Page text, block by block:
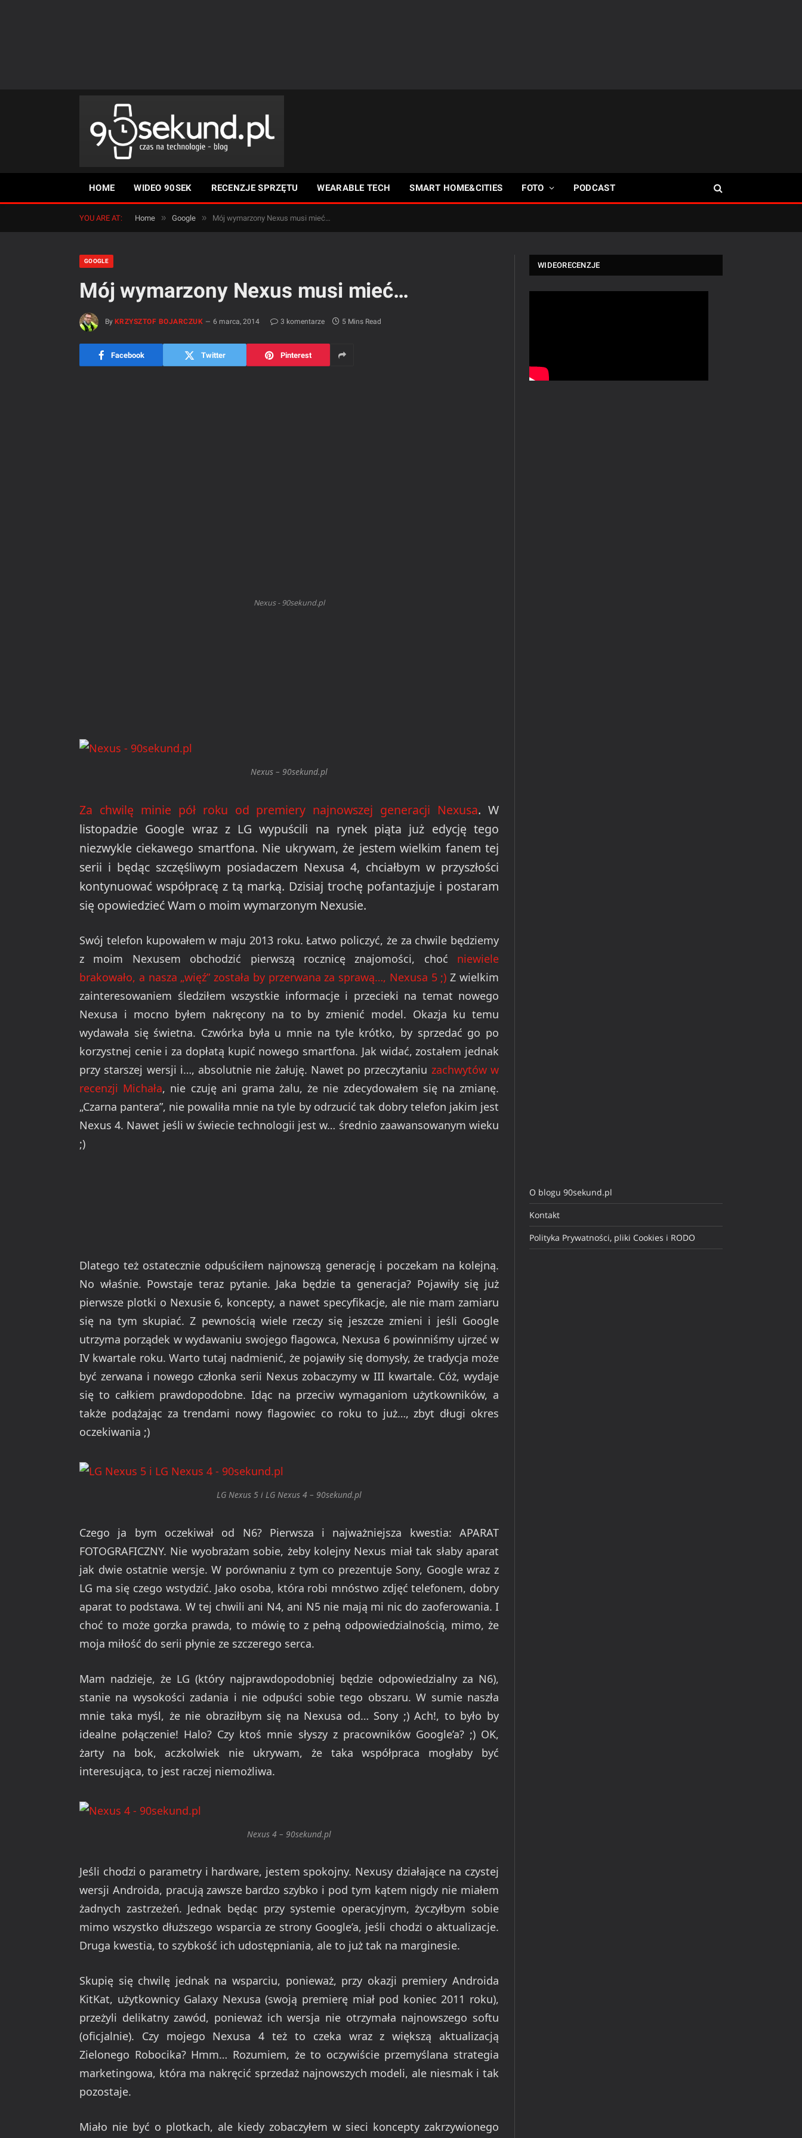
HOME WIDEO 90SEK RECENZJE SPRZĘTU WEARABLE TECH SMART HOME&CITIES FOTO PODCAST
YOU ARE AT: Home » Google » Mój wymarzony Nexus musi mieć…
GOOGLE
Mój wymarzony Nexus musi mieć…
By KRZYSZTOF BOJARCZUK 6 marca, 2014 3 komentarze 5 Mins Read
Facebook Twitter Pinterest
Nexus - 90sekund.pl
Nexus – 90sekund.pl
Za chwilę minie pół roku od premiery najnowszej generacji Nexusa. W
listopadzie Google wraz z LG wypuścili na rynek piąta już edycję tego
niezwykle ciekawego smartfona. Nie ukrywam, że jestem wielkim fanem tej
serii i będąc szczęśliwym posiadaczem Nexusa 4, chciałbym w przyszłości
kontynuować współpracę z tą marką. Dzisiaj trochę pofantazjuje i postaram
się opowiedzieć Wam o moim wymarzonym Nexusie.
Swój telefon kupowałem w maju 2013 roku. Łatwo policzyć, że za chwile będziemy
z moim Nexusem obchodzić pierwszą rocznicę znajomości, choć niewiele
brakowało, a nasza „więź” została by przerwana za sprawą…, Nexusa 5 ;) Z wielkim
zainteresowaniem śledziłem wszystkie informacje i przecieki na temat nowego
Nexusa i mocno byłem nakręcony na to by zmienić model. Okazja ku temu
wydawała się świetna. Czwórka była u mnie na tyle krótko, by sprzedać go po
korzystnej cenie i za dopłatą kupić nowego smartfona. Jak widać, zostałem jednak
przy starszej wersji i…, absolutnie nie żałuję. Nawet po przeczytaniu zachwytów w
recenzji Michała, nie czuję ani grama żalu, że nie zdecydowałem się na zmianę.
„Czarna pantera”, nie powaliła mnie na tyle by odrzucić tak dobry telefon jakim jest
Nexus 4. Nawet jeśli w świecie technologii jest w… średnio zaawansowanym wieku
;)
Dlatego też ostatecznie odpuściłem najnowszą generację i poczekam na kolejną.
No właśnie. Powstaje teraz pytanie. Jaka będzie ta generacja? Pojawiły się już
pierwsze plotki o Nexusie 6, koncepty, a nawet specyfikacje, ale nie mam zamiaru
się na tym skupiać. Z pewnością wiele rzeczy się jeszcze zmieni i jeśli Google
utrzyma porządek w wydawaniu swojego flagowca, Nexusa 6 powinniśmy ujrzeć w
IV kwartale roku. Warto tutaj nadmienić, że pojawiły się domysły, że tradycja może
być zerwana i nowego członka serii Nexus zobaczymy w III kwartale. Cóż, wydaje
się to całkiem prawdopodobne. Idąc na przeciw wymaganiom użytkowników, a
także podążając za trendami nowy flagowiec co roku to już…, zbyt długi okres
oczekiwania ;)
LG Nexus 5 i LG Nexus 4 – 90sekund.pl
Czego ja bym oczekiwał od N6? Pierwsza i najważniejsza kwestia: APARAT
FOTOGRAFICZNY. Nie wyobrażam sobie, żeby kolejny Nexus miał tak słaby aparat
jak dwie ostatnie wersje. W porównaniu z tym co prezentuje Sony, Google wraz z
LG ma się czego wstydzić. Jako osoba, która robi mnóstwo zdjęć telefonem, dobry
aparat to podstawa. W tej chwili ani N4, ani N5 nie mają mi nic do zaoferowania. I
choć to może gorzka prawda, to mówię to z pełną odpowiedzialnością, mimo, że
moja miłość do serii płynie ze szczerego serca.
Mam nadzieje, że LG (który najprawdopodobniej będzie odpowiedzialny za N6),
stanie na wysokości zadania i nie odpuści sobie tego obszaru. W sumie naszła
mnie taka myśl, że nie obraziłbym się na Nexusa od… Sony ;) Ach!, to było by
idealne połączenie! Halo? Czy ktoś mnie słyszy z pracowników Google’a? ;) OK,
żarty na bok, aczkolwiek nie ukrywam, że taka współpraca mogłaby być
interesująca, to jest raczej niemożliwa.
Nexus 4 – 90sekund.pl
Jeśli chodzi o parametry i hardware, jestem spokojny. Nexusy działające na czystej
wersji Androida, pracują zawsze bardzo szybko i pod tym kątem nigdy nie miałem
żadnych zastrzeżeń. Jednak będąc przy systemie operacyjnym, życzyłbym sobie
mimo wszystko dłuższego wsparcia ze strony Google’a, jeśli chodzi o aktualizacje.
Druga kwestia, to szybkość ich udostępniania, ale to już tak na marginesie.
Skupię się chwilę jednak na wsparciu, ponieważ, przy okazji premiery Androida
KitKat, użytkownicy Galaxy Nexusa (swoją premierę miał pod koniec 2011 roku),
przeżyli delikatny zawód, ponieważ ich wersja nie otrzymała najnowszego softu
(oficjalnie). Czy mojego Nexusa 4 też to czeka wraz z większą aktualizacją
Zielonego Robocika? Hmm… Rozumiem, że to oczywiście przemyślana strategia
marketingowa, która ma nakręcić sprzedaż najnowszych modeli, ale niesmak i tak
pozostaje.
Miało nie być o plotkach, ale kiedy zobaczyłem w sieci koncepty zakrzywionego
WIDEORECENZJE
O blogu 90sekund.pl
Kontakt
Polityka Prywatności, pliki Cookies i RODO